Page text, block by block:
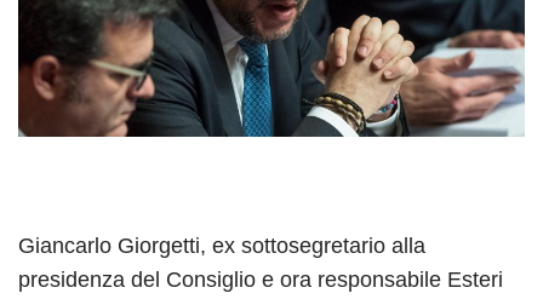
Giancarlo Giorgetti, ex sottosegretario alla
presidenza del Consiglio e ora responsabile Esteri